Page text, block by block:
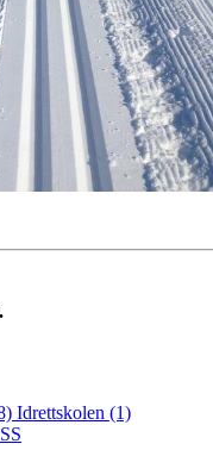
Idrettskolen (1)